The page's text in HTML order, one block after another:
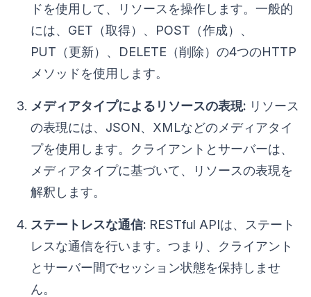
ドを使用して、リソースを操作します。一般的
には、GET（取得）、POST（作成）、
PUT（更新）、DELETE（削除）の4つのHTTP
メソッドを使用します。
メディアタイプによるリソースの表現: リソース
の表現には、JSON、XMLなどのメディアタイ
プを使用します。クライアントとサーバーは、
メディアタイプに基づいて、リソースの表現を
解釈します。
ステートレスな通信: RESTful APIは、ステート
レスな通信を行います。つまり、クライアント
とサーバー間でセッション状態を保持しませ
ん。